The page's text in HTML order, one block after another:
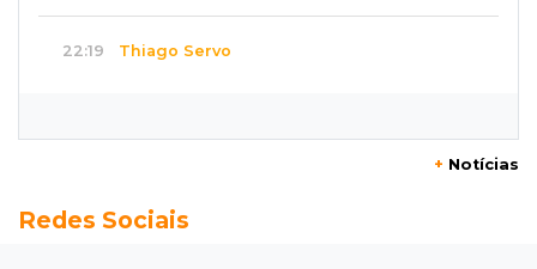
22:19 Thiago Servo
Semana vai começar com 909 novas
+ Notícias
Redes Sociais